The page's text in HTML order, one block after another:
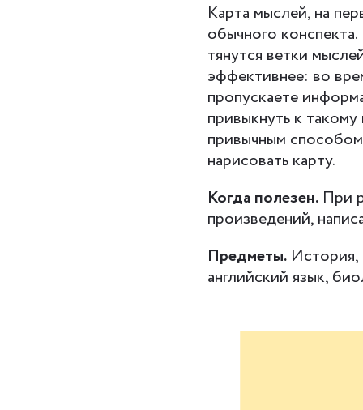
Карта мыслей, на
обычного
тянутся ветки
эффективнее: во
пропускаете
привыкнуть к
привычным
нарисовать карту.
Когда полезен. При
произведений,
Предметы. История,
английский язык,